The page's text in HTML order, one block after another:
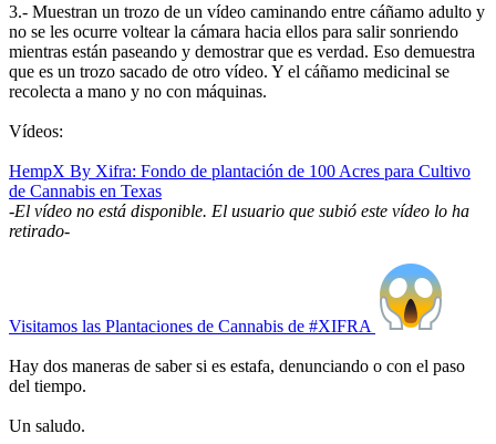
3.- Muestran un trozo de un vídeo caminando entre cáñamo adulto y
no se les ocurre voltear la cámara hacia ellos para salir sonriendo
mientras están paseando y demostrar que es verdad. Eso demuestra
que es un trozo sacado de otro vídeo. Y el cáñamo medicinal se
recolecta a mano y no con máquinas.
Vídeos:
HempX By Xifra: Fondo de plantación de 100 Acres para Cultivo
de Cannabis en Texas
-El vídeo no está disponible. El usuario que subió este vídeo lo ha
retirado-
Visitamos las Plantaciones de Cannabis de #XIFRA
Hay dos maneras de saber si es estafa, denunciando o con el paso
del tiempo.
Un saludo.